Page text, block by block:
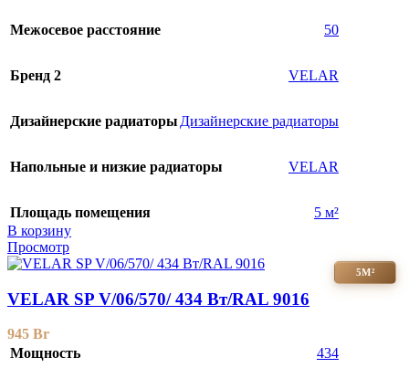
Межосевое расстояние 50
Бренд 2 VELAR
Дизайнерские радиаторы Дизайнерские радиаторы
Напольные и низкие радиаторы VELAR
Площадь помещения
5 м²
В корзину
Просмотр
5М²
VELAR SP V/06/570/ 434 Bт/RAL 9016
945 Br
Мощность
434